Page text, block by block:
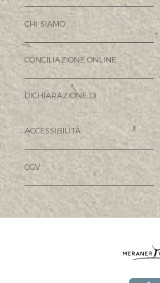
CHI SIAMO
CONCILIAZIONE ONLINE
DICHIARAZIONE DI
ACCESSIBILITÀ
CGV